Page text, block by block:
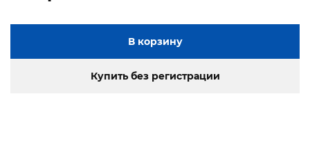
В корзину
Купить без регистрации